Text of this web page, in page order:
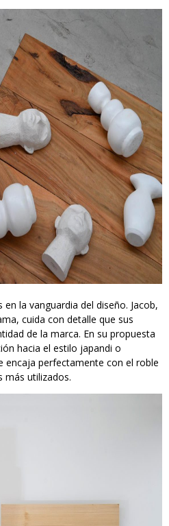
la vanguardia del diseño. Jacob,
cuida con detalle que sus
de la marca. En su propuesta
hacia el estilo japandi o
encaja perfectamente con el roble
más utilizados.